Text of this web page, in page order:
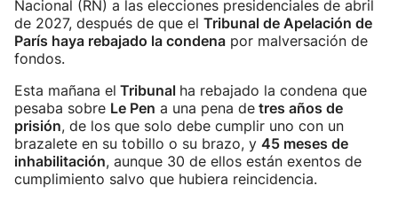
Nacional (RN) a las elecciones presidenciales de abril
de 2027, después de que el Tribunal de Apelación de
París haya rebajado la condena por malversación de
fondos.
Esta mañana el Tribunal ha rebajado la condena que
pesaba sobre Le Pen a una pena de tres años de
prisión, de los que solo debe cumplir uno con un
brazalete en su tobillo o su brazo, y 45 meses de
inhabilitación, aunque 30 de ellos están exentos de
cumplimiento salvo que hubiera reincidencia.